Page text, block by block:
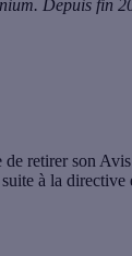
Depuis fin
retirer son
à la directive